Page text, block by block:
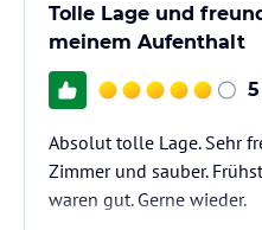
Tolle Lage und
meinem Aufenthalt
5
Absolut tolle Lage. Sehr
Zimmer und sauber.
waren gut. Gerne wieder.